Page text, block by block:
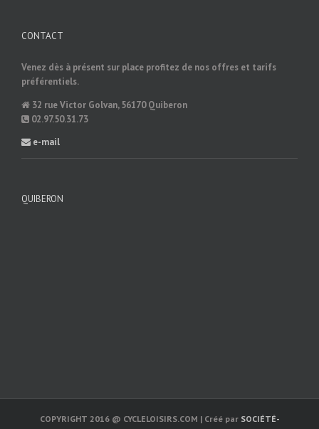
CONTACT
Venez dès à présent sur place profitez de nos offres et tarifs
préférentiels.
32 rue Victor Golvan, 56170 Quiberon
02.97.50.31.73
e-mail
QUIBERON
COPYRIGHT 2016 @ CYCLELOISIRS.COM | Créé par SOCIÉTÉ-